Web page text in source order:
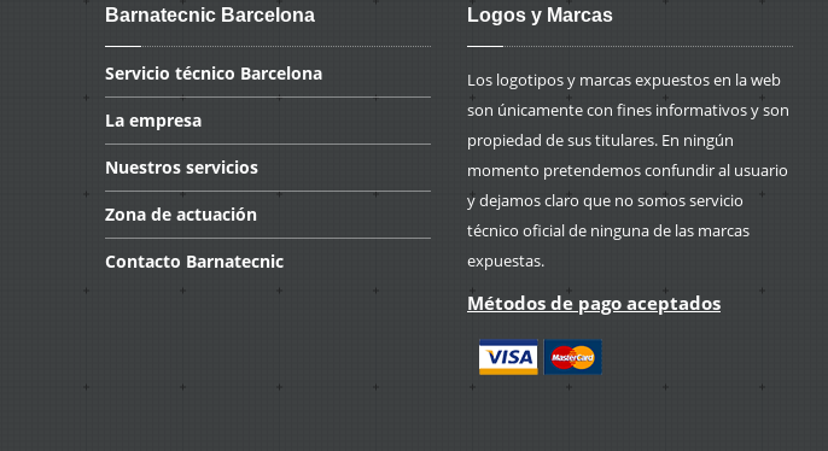
Barnatecnic Barcelona
Servicio técnico Barcelona
La empresa
Nuestros servicios
Zona de actuación
Contacto Barnatecnic
Logos y Marcas
Los logotipos y marcas expuestos en la web
son únicamente con fines informativos y son
propiedad de sus titulares. En ningún
momento pretendemos confundir al usuario
y dejamos claro que no somos servicio
técnico oficial de ninguna de las marcas
expuestas.
Métodos de pago aceptados